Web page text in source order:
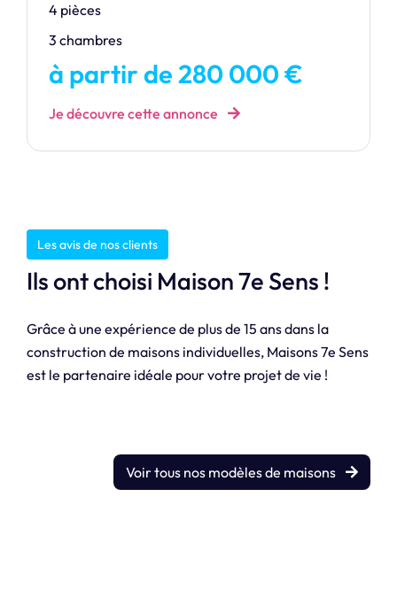
4 pièces
3 chambres
à partir de 280 000 €
Je découvre cette annonce
Les avis de nos clients
Ils ont choisi Maison 7e Sens !
Grâce à une expérience de plus de 15 ans dans la
construction de maisons individuelles, Maisons 7e Sens
est le partenaire idéale pour votre projet de vie !
Voir tous nos modèles de maisons